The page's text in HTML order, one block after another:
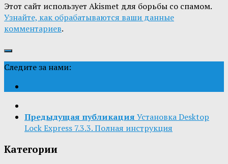
Этот сайт использует Akismet для борьбы со спамом.
Узнайте, как обрабатываются ваши данные
комментариев.
Следите за нами:
Предыдущая публикация Установка Desktop
Lock Express 7.3.3. Полная инструкция
Категории